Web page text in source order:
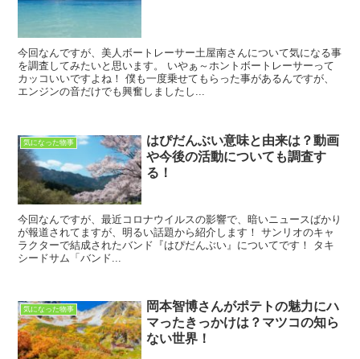
今回なんですが、美人ボートレーサー土屋南さんについて気になる事
を調査してみたいと思います。 いやぁ～ホントボートレーサーって
カッコいいですよね！ 僕も一度乗せてもらった事があるんですが、
エンジンの音だけでも興奮しましたし...
気になった物事
はぴだんぶい意味と由来は？動画
や今後の活動についても調査す
る！
今回なんですが、最近コロナウイルスの影響で、暗いニュースばかり
が報道されてますが、明るい話題から紹介します！ サンリオのキャ
ラクターで結成されたバンド『はぴだんぶい』についてです！ タキ
シードサム「バンド...
気になった物事
岡本智博さんがポテトの魅力にハ
マったきっかけは？マツコの知ら
ない世界！